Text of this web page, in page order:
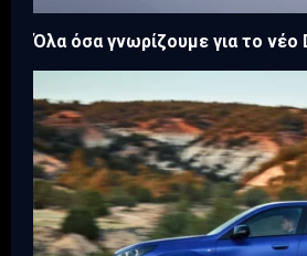
Όλα όσα γνωρίζουμε για το νέο